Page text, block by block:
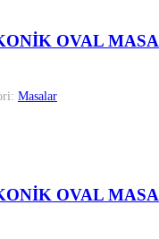
OVAL MASA
Masalar
OVAL MASA